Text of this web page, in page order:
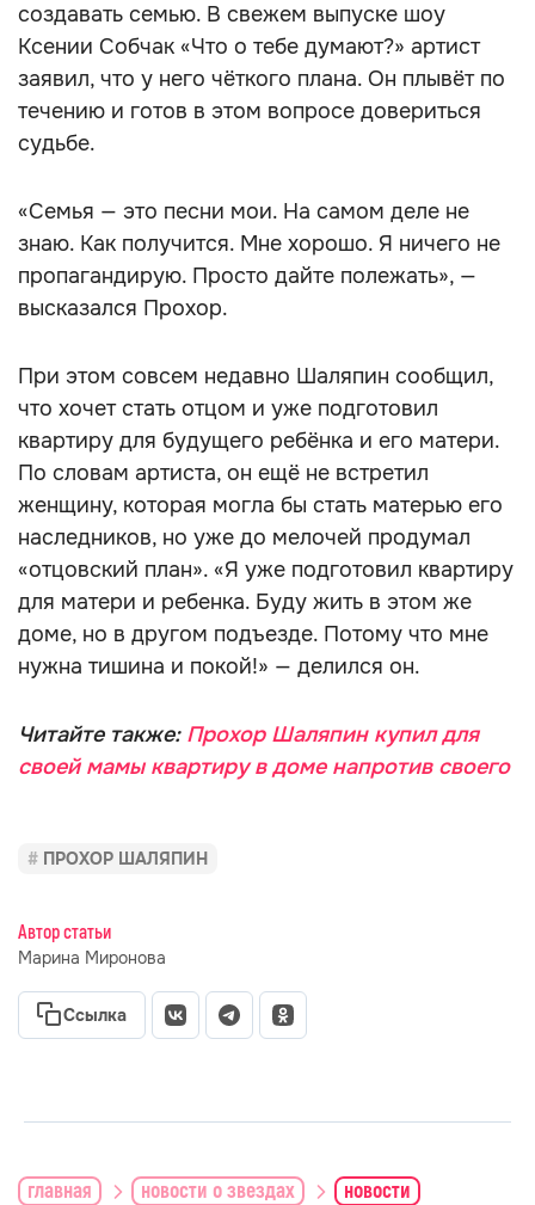
создавать семью. В свежем выпуске шоу
Ксении Собчак «Что о тебе думают?» артист
заявил, что у него чёткого плана. Он плывёт по
течению и готов в этом вопросе довериться
судьбе.
«Семья — это песни мои. На самом деле не
знаю. Как получится. Мне хорошо. Я ничего не
пропагандирую. Просто дайте полежать», —
высказался Прохор.
При этом совсем недавно Шаляпин сообщил,
что хочет стать отцом и уже подготовил
квартиру для будущего ребёнка и его матери.
По словам артиста, он ещё не встретил
женщину, которая могла бы стать матерью его
наследников, но уже до мелочей продумал
«отцовский план». «Я уже подготовил квартиру
для матери и ребенка. Буду жить в этом же
доме, но в другом подъезде. Потому что мне
нужна тишина и покой!» — делился он.
Читайте также: Прохор Шаляпин купил для
своей мамы квартиру в доме напротив своего
ПРОХОР ШАЛЯПИН
Автор статьи
Марина Миронова
Ссылка
главная новости о звездах новости